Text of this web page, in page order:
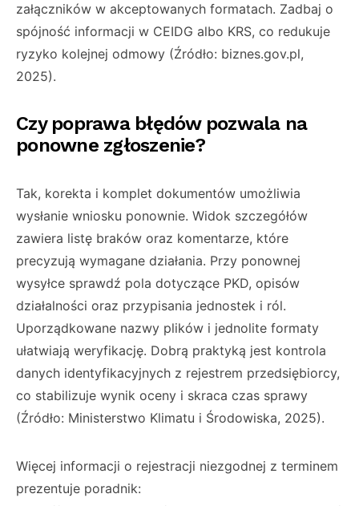
załączników w akceptowanych formatach. Zadbaj o
spójność informacji w CEIDG albo KRS, co redukuje
ryzyko kolejnej odmowy (Źródło: biznes.gov.pl,
2025).
Czy poprawa błędów pozwala na
ponowne zgłoszenie?
Tak, korekta i komplet dokumentów umożliwia
wysłanie wniosku ponownie. Widok szczegółów
zawiera listę braków oraz komentarze, które
precyzują wymagane działania. Przy ponownej
wysyłce sprawdź pola dotyczące PKD, opisów
działalności oraz przypisania jednostek i ról.
Uporządkowane nazwy plików i jednolite formaty
ułatwiają weryfikację. Dobrą praktyką jest kontrola
danych identyfikacyjnych z rejestrem przedsiębiorcy,
co stabilizuje wynik oceny i skraca czas sprawy
(Źródło: Ministerstwo Klimatu i Środowiska, 2025).
Więcej informacji o rejestracji niezgodnej z terminem
prezentuje poradnik: